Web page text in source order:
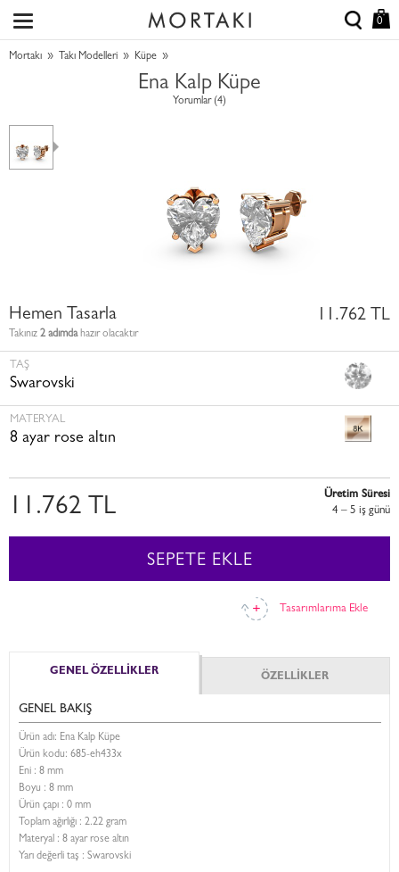
0
Mortakı » Takı Modelleri » Küpe »
Ena Kalp Küpe
Yorumlar (4)
Hemen Tasarla
Takınız 2 adımdahazır olacaktır
11.762 TL
TAŞ
Swarovski
MATERYAL
8 ayar rose altın
Tasarımlarıma Ekle
11.762 TL
Üretim Süresi
4 – 5 i̇ş günü
SEPETE EKLE
GENEL ÖZELLİKLER ÖZELLİKLER
GENEL BAKIŞ
Ürün adı: Ena Kalp Küpe
Ürün kodu: 685-eh433x
Eni : 8 mm
Boyu : 8 mm
Ürün çapı : 0 mm
Toplam ağırlığı : 2.22 gram
Materyal : 8 ayar rose altın
Yarı değerli taş : Swarovski